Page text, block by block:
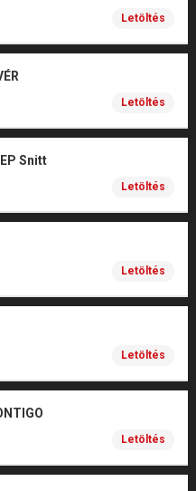
Letöltés
Letöltés
Snitt
Letöltés
Letöltés
Letöltés
Letöltés